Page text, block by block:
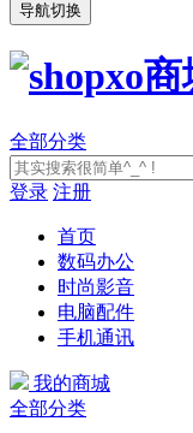
导航切换
全部分类
登录 注册
首页
数码办公
时尚影音
电脑配件
手机通讯
我的商城
全部分类